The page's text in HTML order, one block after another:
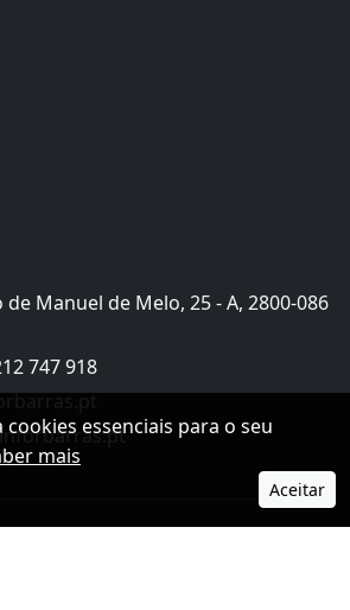
essenciais para o seu
mais
Aceitar
de Manuel de Melo, 25 - A, 2800-086
747 918